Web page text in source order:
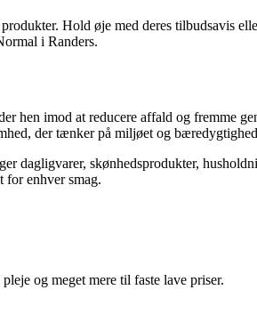
Hold øje med deres tilbudsavis
i Randers.
hen imod at reducere affald og fremme
der tænker på miljøet og
dagligvarer, skønhedsprodukter,
for enhver smag.
og meget mere til faste lave priser.